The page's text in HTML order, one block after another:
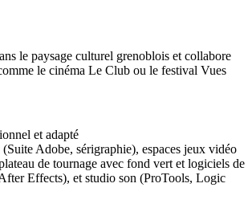
le paysage culturel grenoblois et collabore
le cinéma Le Club ou le festival Vues
et adapté
(Suite Adobe, sérigraphie), espaces jeux vidéo
de tournage avec fond vert et logiciels de
Effects), et studio son (ProTools, Logic